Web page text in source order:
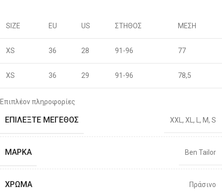
SIZE EU US ΣΤΗΘΟΣ ΜΕΣΗ
XS 36 28 91-96 77
XS 36 29 91-96 78,5
S 38
S 40 81,5
M 83
Επιπλέον πληροφορίες
ΕΠΙΛΈΞΤΕ ΜΈΓΕΘΟΣ XXL, XL, L, M, S
ΜΆΡΚΑ Ben Tailor
ΧΡΏΜΑ Πράσινο